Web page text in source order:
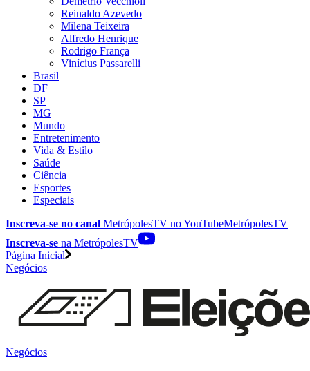
Reinaldo Azevedo
Milena Teixeira
Alfredo Henrique
Rodrigo França
Vinícius Passarelli
Brasil
DF
SP
MG
Mundo
Entretenimento
Vida & Estilo
Saúde
Ciência
Esportes
Especiais
Inscreva-se no canal MetrópolesTV noYouTubeMetrópolesTV
Inscreva-se na MetrópolesTV
Página Inicial
Negócios
Negócios